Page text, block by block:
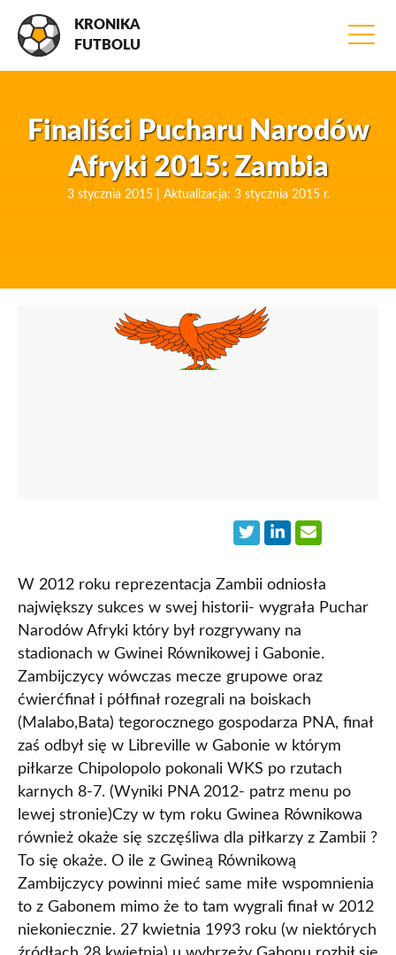
KRONIKA
FUTBOLU
Finaliści Pucharu Narodów
Afryki 2015: Zambia
3 stycznia 2015 | Aktualizacja: 3 stycznia 2015 r.
W 2012 roku reprezentacja Zambii odniosła
największy sukces w swej historii- wygrała Puchar
Narodów Afryki który był rozgrywany na
stadionach w Gwinei Równikowej i Gabonie.
Zambijczycy wówczas mecze grupowe oraz
ćwierćfinał i półfinał rozegrali na boiskach
(Malabo,Bata) tegorocznego gospodarza PNA, finał
zaś odbył się w Libreville w Gabonie w którym
piłkarze Chipolopolo pokonali WKS po rzutach
karnych 8-7. (Wyniki PNA 2012- patrz menu po
lewej stronie)Czy w tym roku Gwinea Równikowa
również okaże się szczęśliwa dla piłkarzy z Zambii ?
To się okaże. O ile z Gwineą Równikową
Zambijczycy powinni mieć same miłe wspomnienia
to z Gabonem mimo że to tam wygrali finał w 2012
niekoniecznie. 27 kwietnia 1993 roku (w niektórych